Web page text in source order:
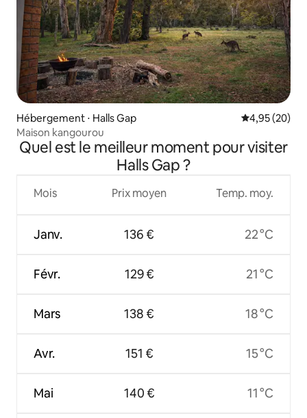
Hébergement ⋅ Halls Gap Évaluation
4,95 (20)
Maison kangourou
Quel est le meilleur moment pour visiter
Halls Gap ?
Mois
Janv.
Févr.
Mars
Avr.
Mai
Prix moyen
136 €
129 €
138 €
151 €
140 €
Temp. moy.
22 °C
21 °C
18 °C
15 °C
11 °C